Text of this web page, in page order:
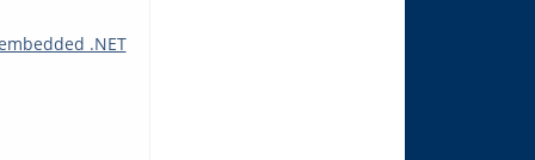
.NET